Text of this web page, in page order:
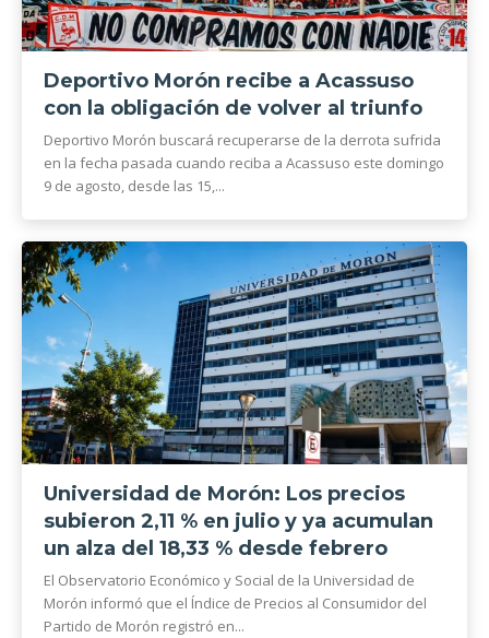
Deportivo Morón recibe a Acassuso
con la obligación de volver al triunfo
Deportivo Morón buscará recuperarse de la derrota sufrida
en la fecha pasada cuando reciba a Acassuso este domingo
9 de agosto, desde las 15,...
Universidad de Morón: Los precios
subieron 2,11 % en julio y ya acumulan
un alza del 18,33 % desde febrero
El Observatorio Económico y Social de la Universidad de
Morón informó que el Índice de Precios al Consumidor del
Partido de Morón registró en...